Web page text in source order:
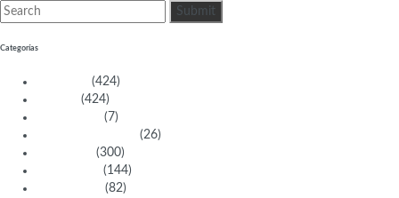
Categorías
(424)
(424)
(7)
(26)
(300)
(144)
(82)